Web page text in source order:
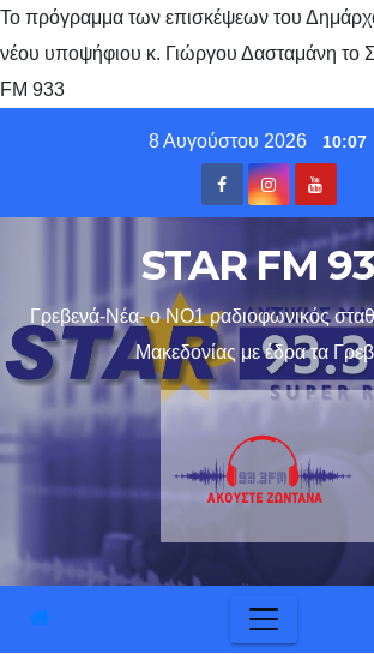
Το πρόγραμμα των επισκέψεων του
νέου υποψήφιου κ. Γιώργου Δασταμάνη το
FM 933
8 Αυγούστου 2026 10:07
STAR FM
Γρεβενά-Νέα- ο ΝΟ1 ραδιοφωνικός
Μακεδονίας με έδρα τα